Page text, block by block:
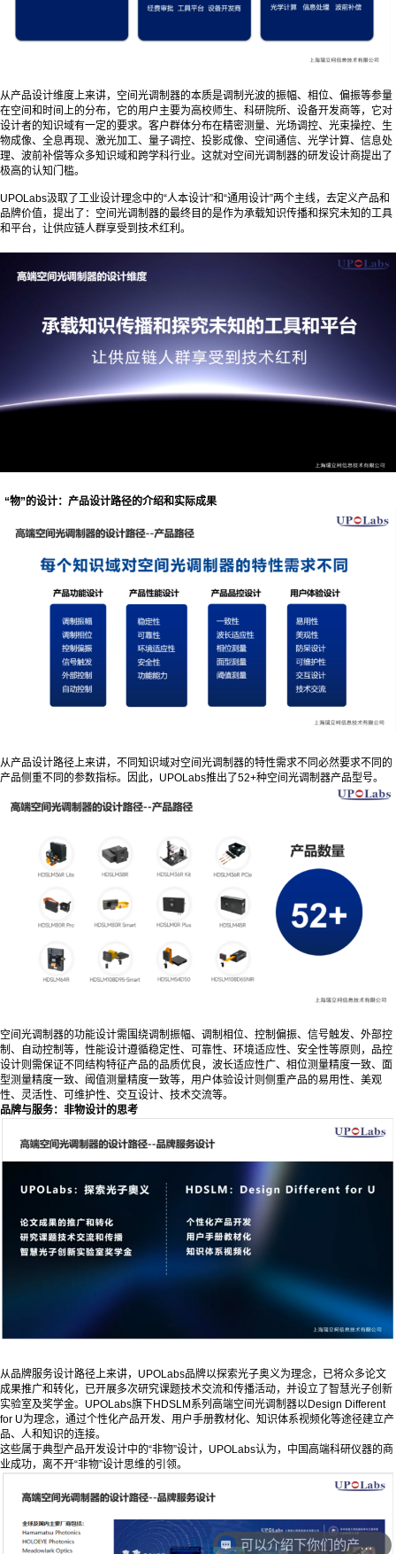
从产品设计维度上来讲，空间光调制器的本质是调制光波的振幅、相位、偏振等参量
在空间和时间上的分布，它的用户主要为高校师生、科研院所、设备开发商等，它对
设计者的知识域有一定的要求。客户群体分布在精密测量、光场调控、光束操控、生
物成像、全息再现、激光加工、量子调控、投影成像、空间通信、光学计算、信息处
理、波前补偿等众多知识域和跨学科行业。这就对空间光调制器的研发设计商提出了
极高的认知门槛。
UPOLabs汲取了工业设计理念中的“人本设计”和“通用设计”两个主线，去定义产品和
品牌价值，提出了：空间光调制器的最终目的是作为承载知识传播和探究未知的工具
和平台，让供应链人群享受到技术红利。
“物”的设计：产品设计路径的介绍和实际成果
从产品设计路径上来讲，不同知识域对空间光调制器的特性需求不同必然要求不同的
产品侧重不同的参数指标。因此，UPOLabs推出了52+种空间光调制器产品型号。
空间光调制器的功能设计需围绕调制振幅、调制相位、控制偏振、信号触发、外部控
制、自动控制等，性能设计遵循稳定性、可靠性、环境适应性、安全性等原则，品控
设计则需保证不同结构特征产品的品质优良，波长适应性广、相位测量精度一致、面
型测量精度一致、阈值测量精度一致等，用户体验设计则侧重产品的易用性、美观
性、灵活性、可维护性、交互设计、技术交流等。
品牌与服务：非物设计的思考
从品牌服务设计路径上来讲，UPOLabs品牌以探索光子奥义为理念，已将众多论文
成果推广和转化，已开展多次研究课题技术交流和传播活动，并设立了智慧光子创新
实验室及奖学金。UPOLabs旗下HDSLM系列高端空间光调制器以Design Different
for U为理念，通过个性化产品开发、用户手册教材化、知识体系视频化等途径建立产
品、人和知识的连接。
这些属于典型产品开发设计中的“非物”设计，UPOLabs认为，中国高端科研仪器的商
业成功，离不开“非物”设计思维的引领。